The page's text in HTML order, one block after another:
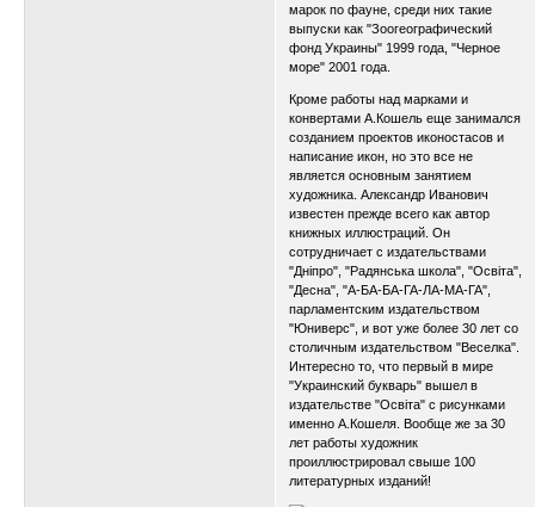
марок по фауне, среди них такие
выпуски как "Зоогеографический
фонд Украины" 1999 года, "Черное
море" 2001 года.
Кроме работы над марками и
конвертами А.Кошель еще занимался
созданием проектов иконостасов и
написание икон, но это все не
является основным занятием
художника. Александр Иванович
известен прежде всего как автор
книжных иллюстраций. Он
сотрудничает с издательствами
"Дніпро", "Радянська школа", "Освіта",
"Десна", "А-БА-БА-ГА-ЛА-МА-ГА",
парламентским издательством
"Юниверс", и вот уже более 30 лет со
столичным издательством "Веселка".
Интересно то, что первый в мире
"Украинский букварь" вышел в
издательстве "Освіта" с рисунками
именно А.Кошеля. Вообще же за 30
лет работы художник
проиллюстрировал свыше 100
литературных изданий!